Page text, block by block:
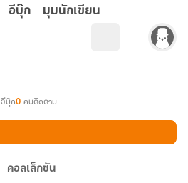
อีบุ๊ก มุมนักเขียน
อีบุ๊ก0 คนติดตาม
คอลเล็กชัน